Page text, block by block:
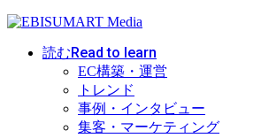
読むRead to learn
EC構築・運営
トレンド
事例・インタビュー
集客・マーケティング